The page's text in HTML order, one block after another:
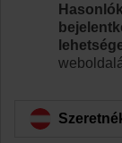
Vissza a